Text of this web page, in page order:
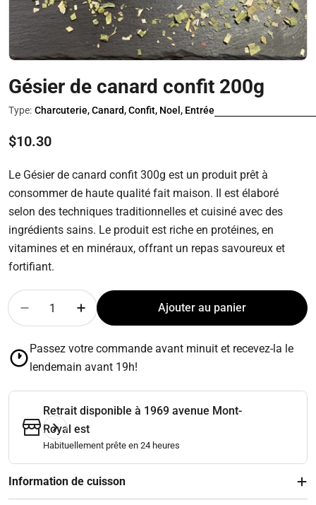
Gésier de canard confit 200g
Type: Charcuterie, Canard, Confit, Noel, Entrée
Prix
régulier
$10.30
Le Gésier de canard confit 300g est un produit prêt à
consommer de haute qualité fait maison. Il est élaboré
selon des techniques traditionnelles et cuisiné avec des
ingrédients sains. Le produit est riche en protéines, en
vitamines et en minéraux, offrant un repas savoureux et
fortifiant.
Quantité
Diminuer la quantité pour Gésier de canard confit
Augmenter la quantité pour Gésier de
Ajouter au panier
Passez votre commande avant minuit et recevez-la le
lendemain avant 19h!
Retrait disponible à 1969 avenue Mont-
Royal est
Habituellement prête en 24 heures
Information de cuisson